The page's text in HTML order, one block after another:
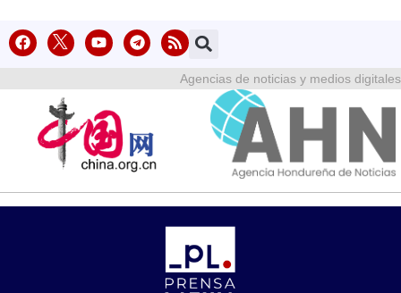
Agencias de noticias y medios digitales